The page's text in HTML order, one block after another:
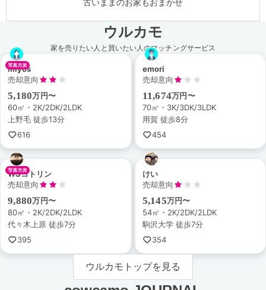
古いままのお家もおまかせ
ウルカモ
家を売りたい人と買いたい人のマッチングサービス
miyos
売却意向
5,180万円〜
60㎡・2K/2DK/2LDK
上野毛 徒歩13分
616
emori
売却意向
11,674万円〜
70㎡・3K/3DK/3LDK
用賀 徒歩8分
454
WSコトリン
売却意向
9,880万円〜
80㎡・2K/2DK/2LDK
代々木上原 徒歩7分
395
けい
売却意向
5,145万円〜
54㎡・2K/2DK/2LDK
駒沢大学 徒歩7分
354
ウルカモトップを見る